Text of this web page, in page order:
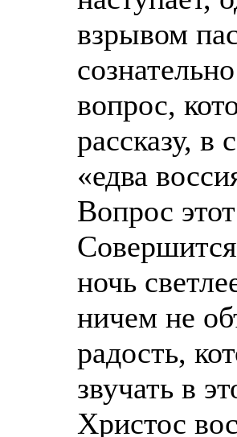
взрывом
вопрос,
рассказу,
«едва
Вопрос
ночь
ничем не
радость,
звучать в
Христос